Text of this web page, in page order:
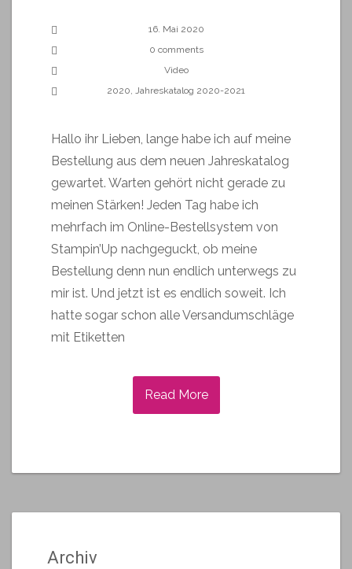
16. Mai 2020
0 comments
Video
2020
Jahreskatalog 2020-2021
Hallo ihr Lieben, lange habe ich auf meine
Bestellung aus dem neuen Jahreskatalog
gewartet. Warten gehört nicht gerade zu
meinen Stärken! Jeden Tag habe ich
mehrfach im Online-Bestellsystem von
Stampin’Up nachgeguckt, ob meine
Bestellung denn nun endlich unterwegs zu
mir ist. Und jetzt ist es endlich soweit. Ich
hatte sogar schon alle Versandumschläge
mit Etiketten
Read More
Archiv